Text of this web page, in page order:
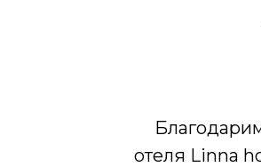
отеля Linna